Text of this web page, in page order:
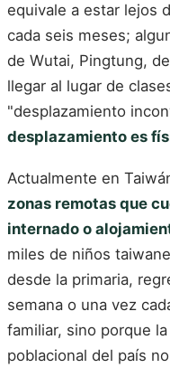
equivale a estar lejos
cada seis meses;
de Wutai, Pingtung,
llegar al lugar de
"desplazamiento
desplazamiento es
Actualmente en
zonas remotas que
internado o
miles de niños
desde la primaria,
semana o una vez
familiar, sino porque
poblacional del país